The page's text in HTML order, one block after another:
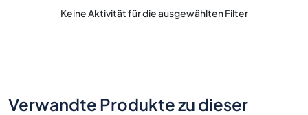
Keine Aktivität für die ausgewählten Filter
Verwandte Produkte zu dieser